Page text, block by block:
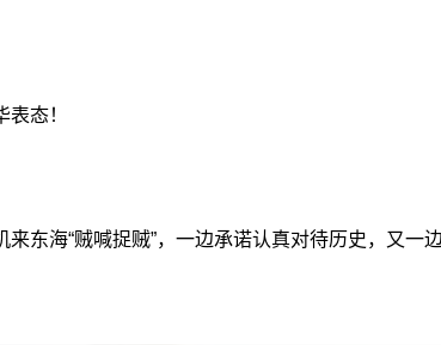
表态！
来东海“贼喊捉贼”，一边承诺认真对待历史，又一